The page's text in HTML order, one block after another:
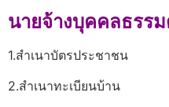
นายจ้างบุคคลธรร
1.สำเนาบัตรประชาชน
2.สำเนาทะเบียนบ้าน